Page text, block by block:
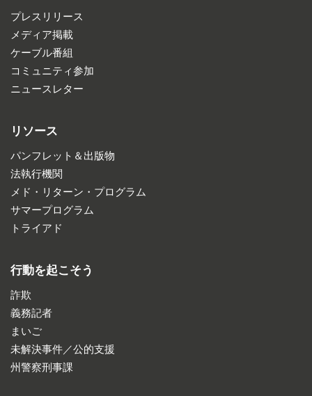
プレスリリース
メディア掲載
ケーブル番組
コミュニティ参加
ニュースレター
リソース
パンフレット＆出版物
法執行機関
メド・リターン・プログラム
サマープログラム
トライアド
行動を起こそう
詐欺
義務記者
まいご
未解決事件／公的支援
州警察刑事課